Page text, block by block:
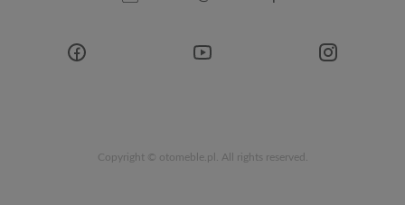
Copyright © otomeble.pl. All rights reserved.